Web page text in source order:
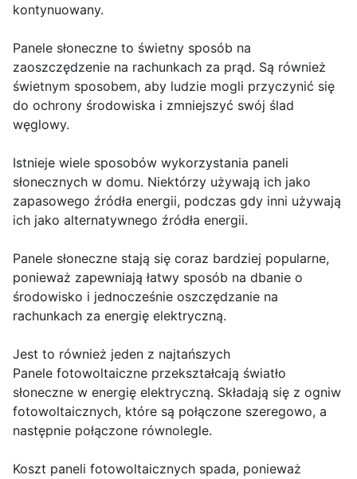
kontynuowany.
Panele słoneczne to świetny sposób na
zaoszczędzenie na rachunkach za prąd. Są również
świetnym sposobem, aby ludzie mogli przyczynić się
do ochrony środowiska i zmniejszyć swój ślad
węglowy.
Istnieje wiele sposobów wykorzystania paneli
słonecznych w domu. Niektórzy używają ich jako
zapasowego źródła energii, podczas gdy inni używają
ich jako alternatywnego źródła energii.
Panele słoneczne stają się coraz bardziej popularne,
ponieważ zapewniają łatwy sposób na dbanie o
środowisko i jednocześnie oszczędzanie na
rachunkach za energię elektryczną.
Jest to również jeden z najtańszych
Panele fotowoltaiczne przekształcają światło
słoneczne w energię elektryczną. Składają się z ogniw
fotowoltaicznych, które są połączone szeregowo, a
następnie połączone równolegle.
Koszt paneli fotowoltaicznych spada, ponieważ